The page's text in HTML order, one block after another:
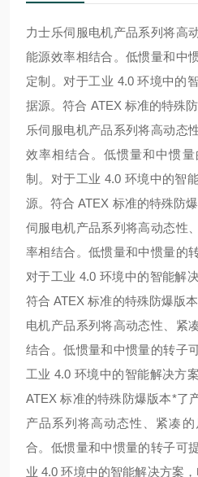
力士乐伺服电机产品系列将高
能源效率相结合。低惯量和中
定制。对于工业 4.0 环境中的
据源。符合 ATEX 标准的特殊
乐伺服电机产品系列将高动态
效率相结合。低惯量和中惯
制。对于工业 4.0 环境中的智
源。符合 ATEX 标准的特殊防
伺服电机产品系列将高动态性
率相结合。低惯量和中惯量的
对于工业 4.0 环境中的智能解
符合 ATEX 标准的特殊防爆版本
电机产品系列将高动态性、紧
结合。低惯量和中惯量的转子
工业 4.0 环境中的智能解决方
ATEX 标准的特殊防爆版本*了
产品系列将高动态性、紧凑
合。低惯量和中惯量的转子可
业 4.0 环境中的智能解决方案